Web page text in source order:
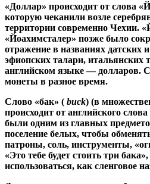
«Доллар» происходит от слова
которую чеканили возле
территории современно Чехии.
«Йоахимсталер» позже было
отражение в названиях датских
эфиопских талари, итальянских
английском языке — долларов.
монеты в разное время.
Слово «бак» ( buck) (в
происходит от английского
были одним из главных
поселение белых, чтобы
патроны, соль, инструменты,
«Это тебе будет стоить три
использоваться, как сленговое